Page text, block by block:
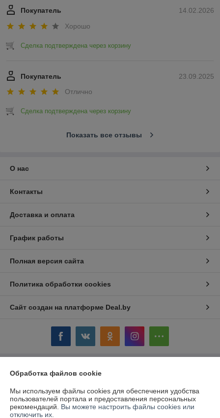
14.02.2026
Покупатель
Хорошо
Сделка подтверждена через корзину
23.09.2025
Покупатель
Отлично
Сделка подтверждена через корзину
Показать все отзывы
О нас
Контакты
Доставка и оплата
График работы
Полная версия сайта
Политика обработки cookies
Сайт создан на платформе Deal.by
Информация для покупателя
Юридическое лицо:ОАО «Дом торговли»
Витебская обл.,г. Полоцк, ул. Гоголя, 16
Регистрационный номер ЕГР: 300058954
Обработка файлов cookie
Мы используем файлы cookies для обеспечения удобства
пользователей портала и предоставления персональных
рекомендаций. Вы можете настроить файлы cookies или
отключить их.